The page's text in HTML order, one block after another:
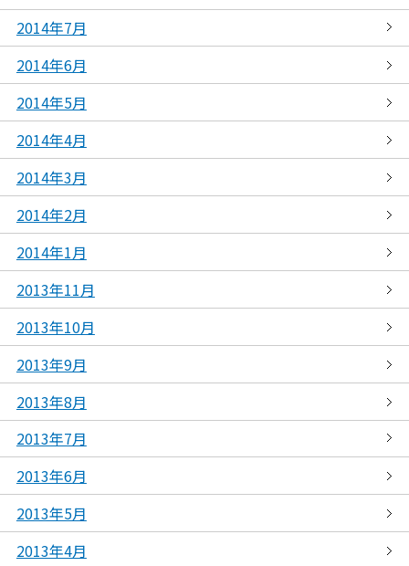
2014年7月
2014年6月
2014年5月
2014年4月
2014年3月
2014年2月
2014年1月
2013年11月
2013年10月
2013年9月
2013年8月
2013年7月
2013年6月
2013年5月
2013年4月